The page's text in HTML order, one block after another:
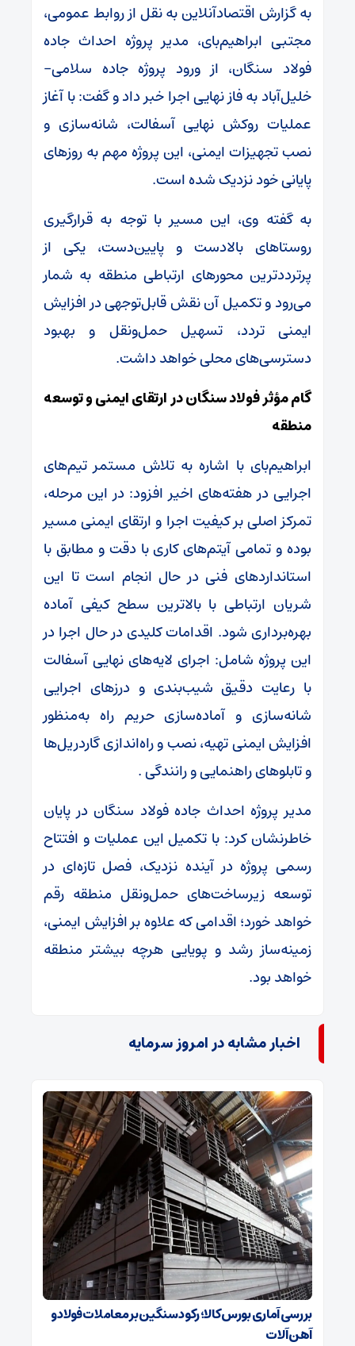
به گزارش اقتصادآنلاین به نقل از روابط عمومی،
مجتبی ابراهیم‌بای، مدیر پروژه احداث جاده
فولاد سنگان، از ورود پروژه جاده سلامی–
خلیل‌آباد به فاز نهایی اجرا خبر داد و گفت: با آغاز
عملیات روکش نهایی آسفالت، شانه‌سازی و
نصب تجهیزات ایمنی، این پروژه مهم به روزهای
پایانی خود نزدیک شده است.
به گفته وی، این مسیر با توجه به قرارگیری
روستاهای بالادست و پایین‌دست، یکی از
پرترددترین محورهای ارتباطی منطقه به شمار
می‌رود و تکمیل آن نقش قابل‌توجهی در افزایش
ایمنی تردد، تسهیل حمل‌ونقل و بهبود
دسترسی‌های محلی خواهد داشت.
گام مؤثر فولاد سنگان در ارتقای ایمنی و توسعه
منطقه
ابراهیم‌بای با اشاره به تلاش مستمر تیم‌های
اجرایی در هفته‌های اخیر افزود: در این مرحله،
تمرکز اصلی بر کیفیت اجرا و ارتقای ایمنی مسیر
بوده و تمامی آیتم‌های کاری با دقت و مطابق با
استانداردهای فنی در حال انجام است تا این
شریان ارتباطی با بالاترین سطح کیفی آماده
بهره‌برداری شود. اقدامات کلیدی در حال اجرا در
این پروژه شامل: اجرای لایه‌های نهایی آسفالت
با رعایت دقیق شیب‌بندی و درزهای اجرایی
شانه‌سازی و آماده‌سازی حریم راه به‌منظور
افزایش ایمنی تهیه، نصب و راه‌اندازی گاردریل‌ها
و تابلوهای راهنمایی و رانندگی .
مدیر پروژه احداث جاده فولاد سنگان در پایان
خاطرنشان کرد: با تکمیل این عملیات و افتتاح
رسمی پروژه در آینده نزدیک، فصل تازه‌ای در
توسعه زیرساخت‌های حمل‌ونقل منطقه رقم
خواهد خورد؛ اقدامی که علاوه بر افزایش ایمنی،
زمینه‌ساز رشد و پویایی هرچه بیشتر منطقه
خواهد بود.
اخبار مشابه در امروز سرمایه
بررسی آماری بورس کالا؛ رکود سنگین بر معاملات فولاد و
آهن آلات